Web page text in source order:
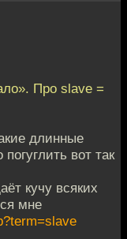
Про slave =
длинные
вот так
кучу всяких
мне